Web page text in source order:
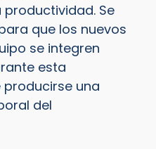
Se
que los nuevos
se integren
esta
una
del